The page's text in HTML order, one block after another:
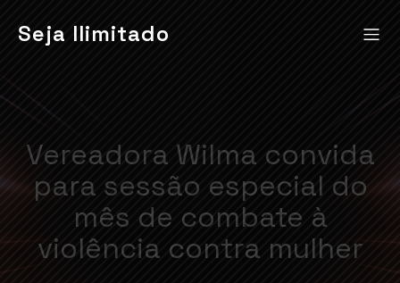
Seja Ilimitado
Vereadora Wilma convida
para sessão especial do
mês de combate à
violência contra mulher